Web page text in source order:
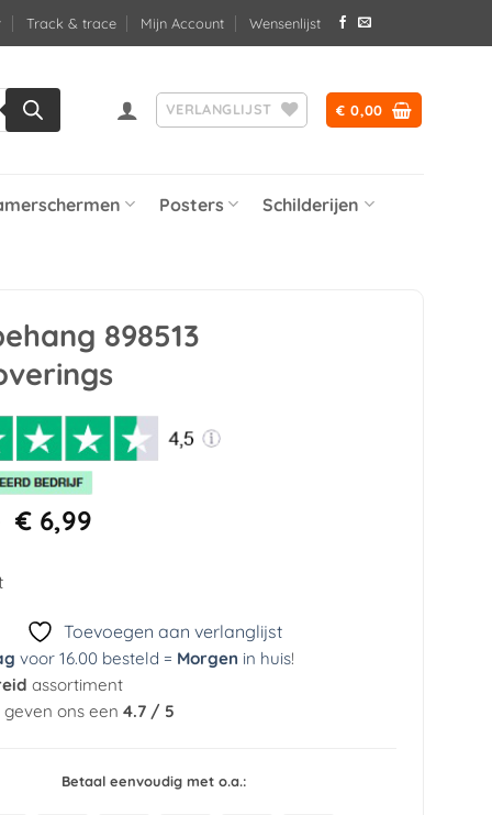
Track & trace Mijn Account Wensenlijst
VERLANGLIJST € 0,00
Posters Schilderijen
898513
Oorspronkelijke
prijs
€6,99Huidige
Toevoegen aan verlanglijst
voor 16.00 besteld = Morgen in huis!
assortiment
ons een 4.7 / 5
Betaal eenvoudig met o.a.: